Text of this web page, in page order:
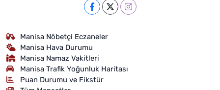
Manisa Nöbetçi Eczaneler
Manisa Hava Durumu
Manisa Namaz Vakitleri
Manisa Trafik Yoğunluk Haritası
Puan Durumu ve Fikstür